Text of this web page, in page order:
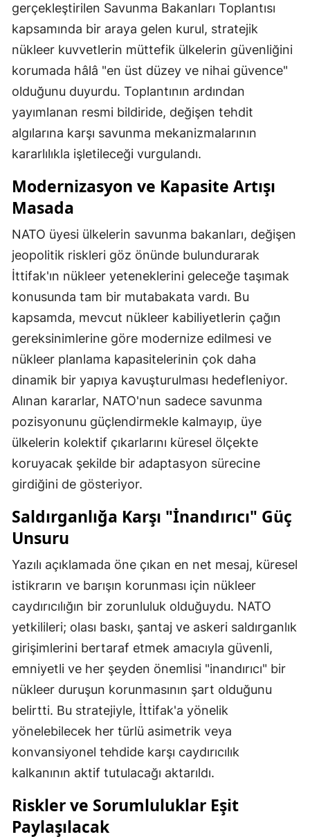
gerçekleştirilen Savunma Bakanları Toplantısı
kapsamında bir araya gelen kurul, stratejik
nükleer kuvvetlerin müttefik ülkelerin güvenliğini
korumada hâlâ "en üst düzey ve nihai güvence"
olduğunu duyurdu. Toplantının ardından
yayımlanan resmi bildiride, değişen tehdit
algılarına karşı savunma mekanizmalarının
kararlılıkla işletileceği vurgulandı.
Modernizasyon ve Kapasite Artışı
Masada
NATO üyesi ülkelerin savunma bakanları, değişen
jeopolitik riskleri göz önünde bulundurarak
İttifak'ın nükleer yeteneklerini geleceğe taşımak
konusunda tam bir mutabakata vardı. Bu
kapsamda, mevcut nükleer kabiliyetlerin çağın
gereksinimlerine göre modernize edilmesi ve
nükleer planlama kapasitelerinin çok daha
dinamik bir yapıya kavuşturulması hedefleniyor.
Alınan kararlar, NATO'nun sadece savunma
pozisyonunu güçlendirmekle kalmayıp, üye
ülkelerin kolektif çıkarlarını küresel ölçekte
koruyacak şekilde bir adaptasyon sürecine
girdiğini de gösteriyor.
Saldırganlığa Karşı "İnandırıcı" Güç
Unsuru
Yazılı açıklamada öne çıkan en net mesaj, küresel
istikrarın ve barışın korunması için nükleer
caydırıcılığın bir zorunluluk olduğuydu. NATO
yetkilileri; olası baskı, şantaj ve askeri saldırganlık
girişimlerini bertaraf etmek amacıyla güvenli,
emniyetli ve her şeyden önemlisi "inandırıcı" bir
nükleer duruşun korunmasının şart olduğunu
belirtti. Bu stratejiyle, İttifak'a yönelik
yönelebilecek her türlü asimetrik veya
konvansiyonel tehdide karşı caydırıcılık
kalkanının aktif tutulacağı aktarıldı.
Riskler ve Sorumluluklar Eşit
Paylaşılacak